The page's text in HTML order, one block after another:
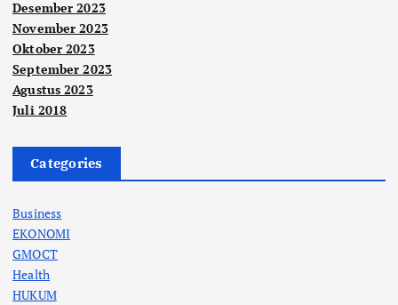
Desember 2023
November 2023
Oktober 2023
September 2023
Agustus 2023
Juli 2018
Categories
Business
EKONOMI
GMOCT
Health
HUKUM